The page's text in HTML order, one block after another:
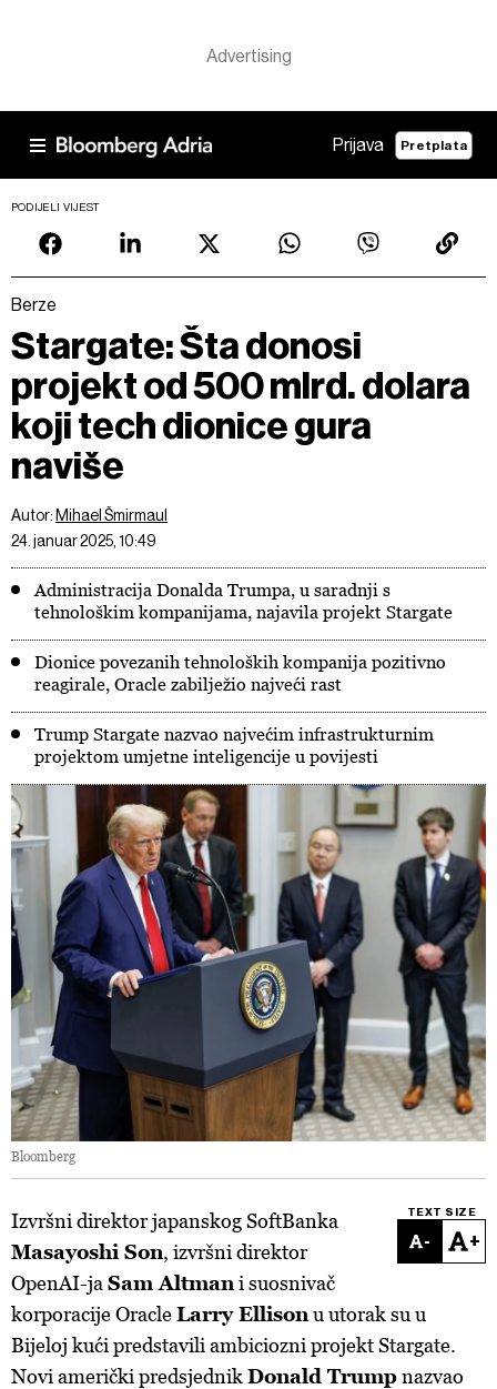
Prijava Pretplata
PODIJELI VIJEST
Berze
Stargate: Šta donosi
projekt od 500 mlrd. dolara
koji tech dionice gura
naviše
Autor: Mihael Šmirmaul
24. januar 2025, 10:49
Administracija Donalda Trumpa, u saradnji s
tehnološkim kompanijama, najavila projekt Stargate
Dionice povezanih tehnoloških kompanija pozitivno
reagirale, Oracle zabilježio najveći rast
Trump Stargate nazvao najvećim infrastrukturnim
projektom umjetne inteligencije u povijesti
Bloomberg
TEXT SIZE
- +
Izvršni direktor japanskog SoftBanka
Masayoshi Son, izvršni direktor
OpenAI-ja Sam Altmani suosnivač
korporacije OracleLarry Ellisonu utorak su u
Bijeloj kući predstavili ambiciozni projekt Stargate.
Novi američki predsjednikDonald Trumpnazvao